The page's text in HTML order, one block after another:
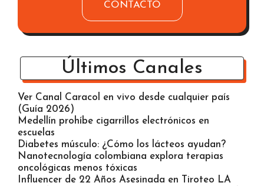
CONTACTO
Últimos Canales
Ver Canal Caracol en vivo desde cualquier país
(Guía 2026)
Medellín prohíbe cigarrillos electrónicos en
escuelas
Diabetes músculo: ¿Cómo los lácteos ayudan?
Nanotecnología colombiana explora terapias
oncológicas menos tóxicas
Influencer de 22 Años Asesinada en Tiroteo LA